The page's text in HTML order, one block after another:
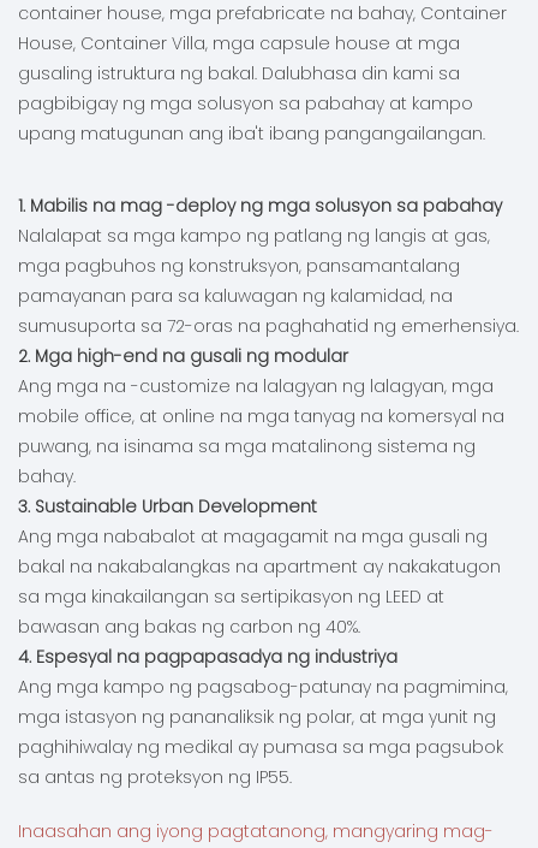
container house, mga prefabricate na bahay, Container
House, Container Villa, mga capsule house at mga
gusaling istruktura ng bakal. Dalubhasa din kami sa
pagbibigay ng mga solusyon sa pabahay at kampo
upang matugunan ang iba't ibang pangangailangan.
1. Mabilis na mag -deploy ng mga solusyon sa pabahay
Nalalapat sa mga kampo ng patlang ng langis at gas,
mga pagbuhos ng konstruksyon, pansamantalang
pamayanan para sa kaluwagan ng kalamidad, na
sumusuporta sa 72-oras na paghahatid ng emerhensiya.
2. Mga high-end na gusali ng modular
Ang mga na -customize na lalagyan ng lalagyan, mga
mobile office, at online na mga tanyag na komersyal na
puwang, na isinama sa mga matalinong sistema ng
bahay.
3. Sustainable Urban Development
Ang mga nababalot at magagamit na mga gusali ng
bakal na nakabalangkas na apartment ay nakakatugon
sa mga kinakailangan sa sertipikasyon ng LEED at
bawasan ang bakas ng carbon ng 40%.
4. Espesyal na pagpapasadya ng industriya
Ang mga kampo ng pagsabog-patunay na pagmimina,
mga istasyon ng pananaliksik ng polar, at mga yunit ng
paghihiwalay ng medikal ay pumasa sa mga pagsubok
sa antas ng proteksyon ng IP55.
Inaasahan ang iyong pagtatanong, mangyaring mag-